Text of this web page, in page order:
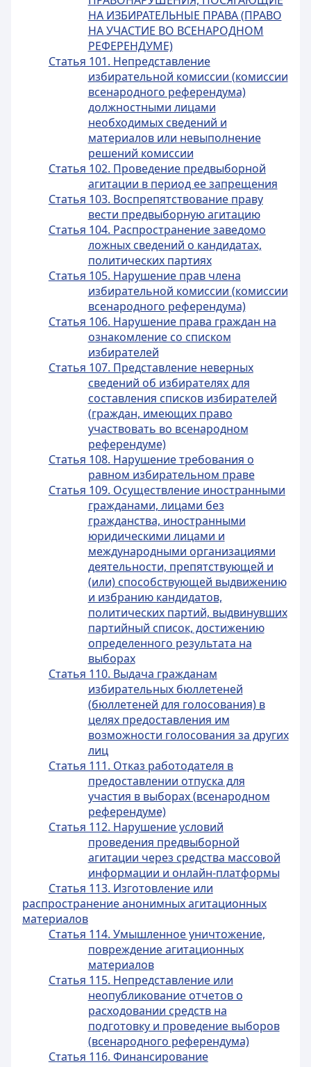
НА ИЗБИРАТЕЛЬНЫЕ ПРАВА (ПРАВО
НА УЧАСТИЕ ВО ВСЕНАРОДНОМ
РЕФЕРЕНДУМЕ)
Статья 101. Непредставление
избирательной комиссии (комиссии
всенародного референдума)
должностными лицами
необходимых сведений и
материалов или невыполнение
решений комиссии
Статья 102. Проведение предвыборной
агитации в период ее запрещения
Статья 103. Воспрепятствование праву
вести предвыборную агитацию
Статья 104. Распространение заведомо
ложных сведений о кандидатах,
политических партиях
Статья 105. Нарушение прав члена
избирательной комиссии (комиссии
всенародного референдума)
Статья 106. Нарушение права граждан на
ознакомление со списком
избирателей
Статья 107. Представление неверных
сведений об избирателях для
составления списков избирателей
(граждан, имеющих право
участвовать во всенародном
референдуме)
Статья 108. Нарушение требования о
равном избирательном праве
Статья 109. Осуществление иностранными
гражданами, лицами без
гражданства, иностранными
юридическими лицами и
международными организациями
деятельности, препятствующей и
(или) способствующей выдвижению
и избранию кандидатов,
политических партий, выдвинувших
партийный список, достижению
определенного результата на
выборах
Статья 110. Выдача гражданам
избирательных бюллетеней
(бюллетеней для голосования) в
целях предоставления им
возможности голосования за других
лиц
Статья 111. Отказ работодателя в
предоставлении отпуска для
участия в выборах (всенародном
референдуме)
Статья 112. Нарушение условий
проведения предвыборной
агитации через средства массовой
информации и онлайн-платформы
Статья 113. Изготовление или
распространение анонимных агитационных
материалов
Статья 114. Умышленное уничтожение,
повреждение агитационных
материалов
Статья 115. Непредставление или
неопубликование отчетов о
расходовании средств на
подготовку и проведение выборов
(всенародного референдума)
Статья 116. Финансирование